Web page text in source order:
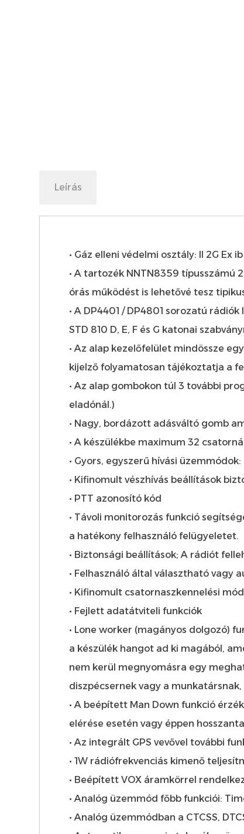
Leírás
• Gáz elleni védelmi osztály: II 2G Ex
• A tartozék NNTN8359 típusszámú
órás működést is lehetővé tesz
• A DP4401 / DP4801 sorozatú
STD 810 D, E, F és G katonai
• Az alap kezelőfelület mindössze
kijelző folyamatosan tájékoztatja a
• Az alap gombokon túl 3 további
eladónál.)
• Nagy, bordázott adásváltó gomb
• A készülékbe maximum 32
• Gyors, egyszerű hívási
• Kifinomult vészhívás beállítások
• PTT azonosító kód
• Távoli monitorozás funkció
a hatékony felhasználó felügyeletet.
• Biztonsági beállítások; A rádiót
• Felhasználó által választható vagy
• Kifinomult csatornaszkennelési
• Fejlett adatátviteli funkciók
• Lone worker (magányos dolgozó)
a készülék hangot ad ki magából,
nem kerül megnyomásra egy
diszpécsernek vagy a
• A beépített Man Down funkció
elérése esetén vagy éppen
• Az integrált GPS vevővel további
• 1W rádiófrekvenciás kimenő
• Beépített VOX áramkörrel
• Analóg üzemmód főbb funkciói:
• Analóg üzemmódban a CTCSS,